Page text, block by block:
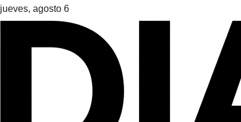
jueves, agosto 6